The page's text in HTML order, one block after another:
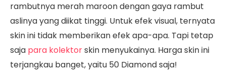
rambutnya merah maroon dengan gaya rambut
aslinya yang diikat tinggi. Untuk efek visual, ternyata
skin ini tidak memberikan efek apa-apa. Tapi tetap
saja para kolektorskin menyukainya. Harga skin ini
terjangkau banget, yaitu 50 Diamond saja!